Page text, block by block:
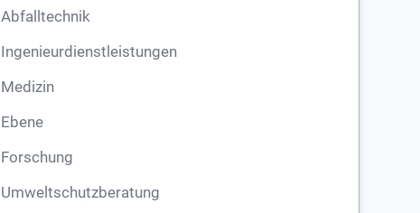
Abfalltechnik
Ingenieurdienstleistungen
Medizin
Ebene
Forschung
Umweltschutzberatung